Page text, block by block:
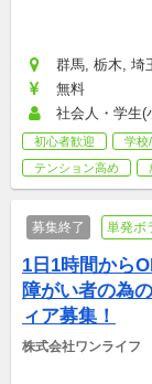
群馬, 栃木, 埼
無料
社会人・学生
初心者歓迎 学校
テンション高め
募集終了 単発ボ
1日1時間から
障がい者の為
ィア募集！
株式会社ワンライフ